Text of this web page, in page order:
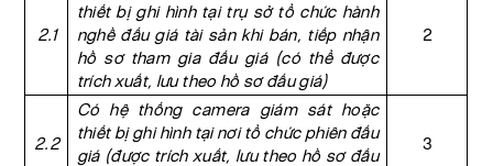
2.1
thiết bị ghi hình tại trụ sở tổ chức hành
nghề đấu giá tài sản khi bán, tiếp nhận
hồ sơ tham gia đấu giá (có thể được
trích xuất, lưu theo hồ sơ đấu giá)
2
2.2
Có hệ thống camera giám sát hoặc
thiết bị ghi hình tại nơi tổ chức phiên đấu
giá (được trích xuất, lưu theo hồ sơ đấu
3